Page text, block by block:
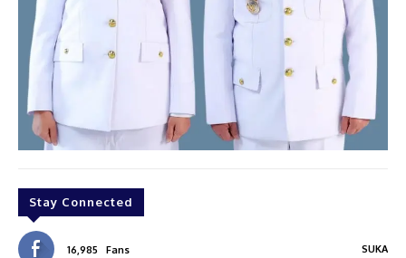
Stay Connected
16,985 Fans SUKA